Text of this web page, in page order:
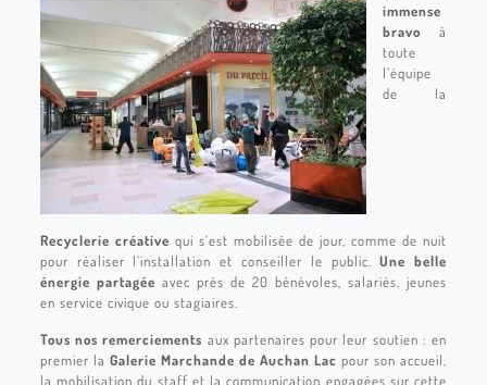
immense
bravo à
toute
l’équipe
de la
Recyclerie créative qui s’est mobilisée de jour, comme de nuit
pour réaliser l’installation et conseiller le public.Une belle
énergie partagée avec près de 20 bénévoles, salariés, jeunes
en service civique ou stagiaires.
Tous nos remerciements aux partenaires pour leur soutien : en
premier la Galerie Marchande de Auchan Lac pour son accueil,
la mobilisation du staff et la communication engagées sur cette